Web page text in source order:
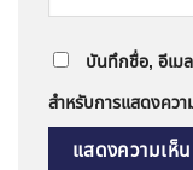
บันทึกชื่อ, อีเมล
สำหรับการแสดงควา